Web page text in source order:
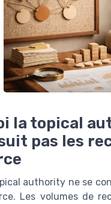
la topical
pas les
authority ne se
Les volumes de